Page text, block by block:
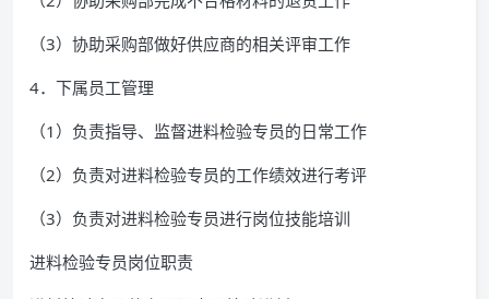
（3）协助采购部做好供应商的相关评审工作
4．下属员工管理
（1）负责指导、监督进料检验专员的日常工作
（2）负责对进料检验专员的工作绩效进行考评
（3）负责对进料检验专员进行岗位技能培训
进料检验专员岗位职责